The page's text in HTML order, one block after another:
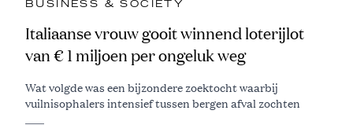
BUSINESS & SOCIETY
Italiaanse vrouw gooit winnend loterijlot
van € 1 miljoen per ongeluk weg
Wat volgde was een bijzondere zoektocht waarbij
vuilnisophalers intensief tussen bergen afval zochten